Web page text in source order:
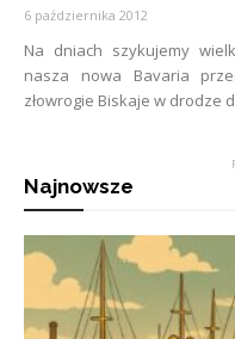
6 października 2012
Na dniach szykujemy
nasza nowa Bavaria
złowrogie Biskaje w drodze
Najnowsze